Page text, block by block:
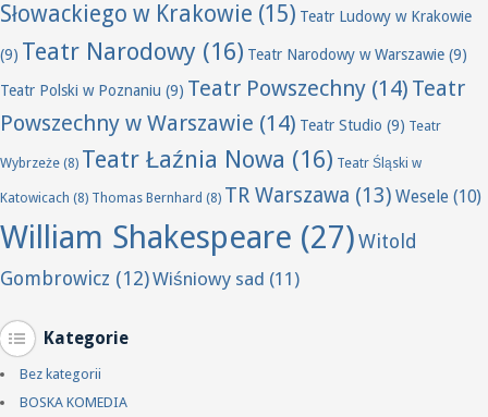
Słowackiego w Krakowie (15) Teatr Ludowy w Krakowie
(9) Teatr Narodowy (16) Teatr Narodowy w Warszawie (9)
Teatr Polski w Poznaniu (9) Teatr Powszechny (14) Teatr
Powszechny w Warszawie (14) Teatr Studio (9) Teatr
Wybrzeże (8) Teatr Łaźnia Nowa (16) Teatr Śląski w
Katowicach (8) Thomas Bernhard (8) TR Warszawa (13) Wesele (10)
William Shakespeare (27)Witold
Gombrowicz (12)Wiśniowy sad (11)
Kategorie
Bez kategorii
BOSKA KOMEDIA